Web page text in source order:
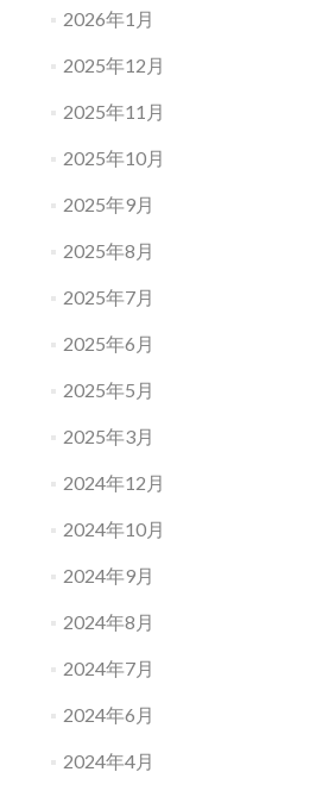
2026年1月
2025年12月
2025年11月
2025年10月
2025年9月
2025年8月
2025年7月
2025年6月
2025年5月
2025年3月
2024年12月
2024年10月
2024年9月
2024年8月
2024年7月
2024年6月
2024年4月